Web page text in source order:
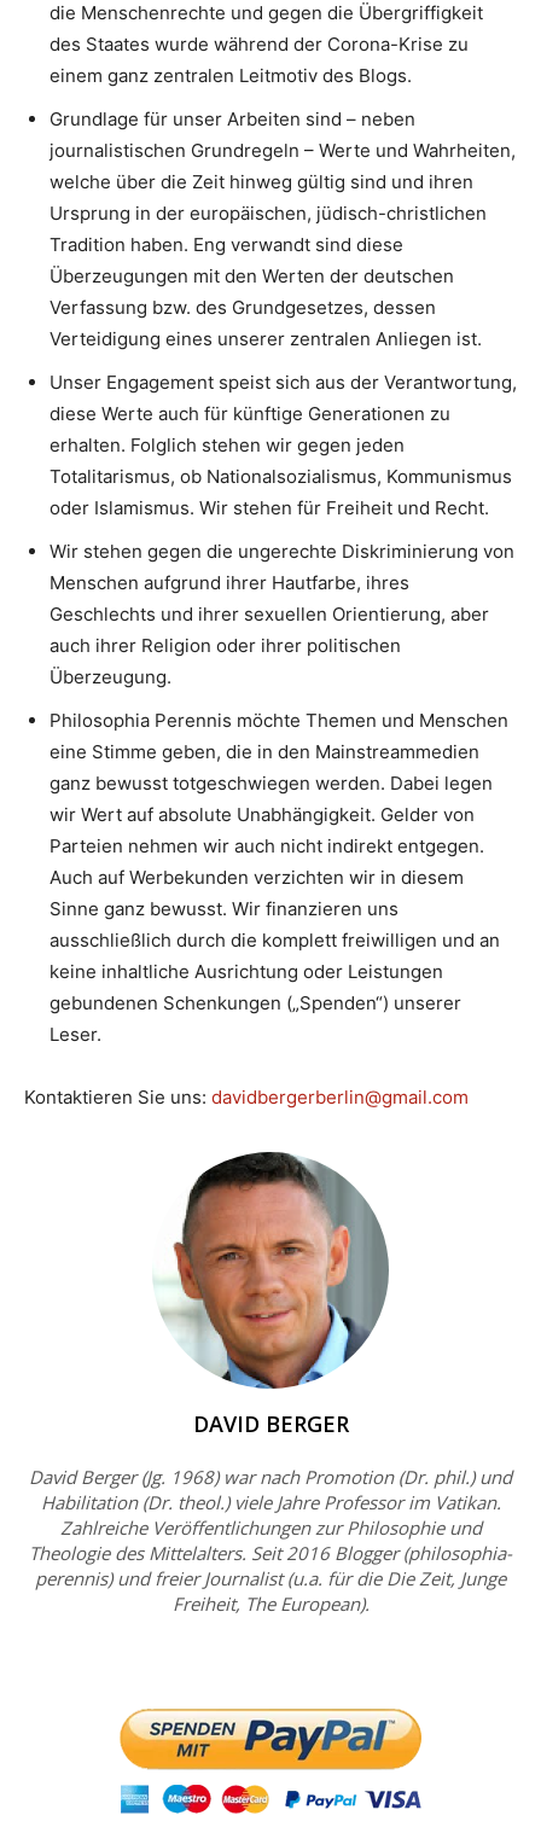
die Menschenrechte und gegen die Übergriffigkeit
des Staates wurde während der Corona-Krise zu
einem ganz zentralen Leitmotiv des Blogs.
Grundlage für unser Arbeiten sind – neben
journalistischen Grundregeln – Werte und Wahrheiten,
welche über die Zeit hinweg gültig sind und ihren
Ursprung in der europäischen, jüdisch-christlichen
Tradition haben. Eng verwandt sind diese
Überzeugungen mit den Werten der deutschen
Verfassung bzw. des Grundgesetzes, dessen
Verteidigung eines unserer zentralen Anliegen ist.
Unser Engagement speist sich aus der Verantwortung,
diese Werte auch für künftige Generationen zu
erhalten. Folglich stehen wir gegen jeden
Totalitarismus, ob Nationalsozialismus, Kommunismus
oder Islamismus. Wir stehen für Freiheit und Recht.
Wir stehen gegen die ungerechte Diskriminierung von
Menschen aufgrund ihrer Hautfarbe, ihres
Geschlechts und ihrer sexuellen Orientierung, aber
auch ihrer Religion oder ihrer politischen
Überzeugung.
Philosophia Perennis möchte Themen und Menschen
eine Stimme geben, die in den Mainstreammedien
ganz bewusst totgeschwiegen werden. Dabei legen
wir Wert auf absolute Unabhängigkeit. Gelder von
Parteien nehmen wir auch nicht indirekt entgegen.
Auch auf Werbekunden verzichten wir in diesem
Sinne ganz bewusst. Wir finanzieren uns
ausschließlich durch die komplett freiwilligen und an
keine inhaltliche Ausrichtung oder Leistungen
gebundenen Schenkungen („Spenden“) unserer
Leser.
Kontaktieren Sie uns: davidbergerberlin@gmail.com
DAVID BERGER
David Berger (Jg. 1968) war nach Promotion (Dr. phil.) und
Habilitation (Dr. theol.) viele Jahre Professor im Vatikan.
Zahlreiche Veröffentlichungen zur Philosophie und
Theologie des Mittelalters. Seit 2016 Blogger (philosophia-
perennis) und freier Journalist (u.a. für die Die Zeit, Junge
Freiheit, The European).